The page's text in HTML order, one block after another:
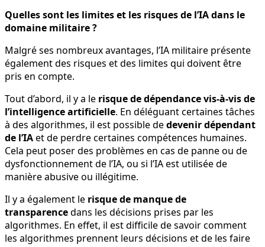
Quelles sont les limites et les risques de l’IA dans le
domaine militaire ?
Malgré ses nombreux avantages, l’IA militaire présente
également des risques et des limites qui doivent être
pris en compte.
Tout d’abord, il y a le risque de dépendance vis-à-vis de
l’intelligence artificielle. En déléguant certaines tâches
à des algorithmes, il est possible dedevenir dépendant
de l’IAet de perdre certaines compétences humaines.
Cela peut poser des problèmes en cas de panne ou de
dysfonctionnement de l’IA, ou si l’IA est utilisée de
manière abusive ou illégitime.
Il y a également le risque de manque de
transparencedans les décisions prises par les
algorithmes. En effet, il est difficile de savoir comment
les algorithmes prennent leurs décisions et de les faire